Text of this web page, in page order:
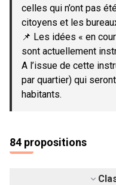
celles qui n’ont pas
citoyens et les
📌 Les idées « en
sont actuellement
A l’issue de cette
par quartier) qui
habitants.
84 propositions